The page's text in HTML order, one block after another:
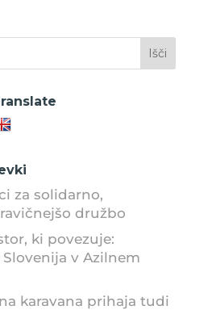
za solidarno,
družbo
ki povezuje:
v Azilnem
karavana prihaja tudi